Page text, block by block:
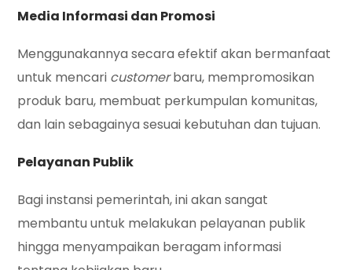
Media Informasi dan Promosi
Menggunakannya secara efektif akan bermanfaat
untuk mencari customerbaru, mempromosikan
produk baru, membuat perkumpulan komunitas,
dan lain sebagainya sesuai kebutuhan dan tujuan.
Pelayanan Publik
Bagi instansi pemerintah, ini akan sangat
membantu untuk melakukan pelayanan publik
hingga menyampaikan beragam informasi